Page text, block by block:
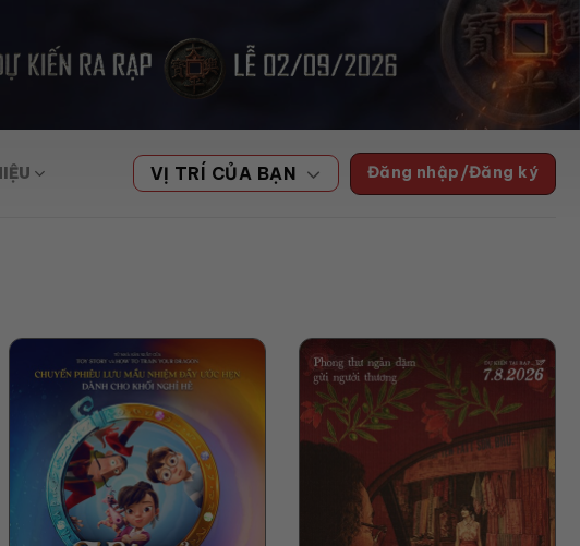
VỊ TRÍ CỦA BẠN Đăng nhập/Đăng ký